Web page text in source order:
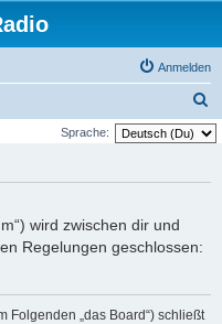
Anmelden
u
Sprache:
wird zwischen dir und
Regelungen geschlossen:
Folgenden „das Board“) schließt